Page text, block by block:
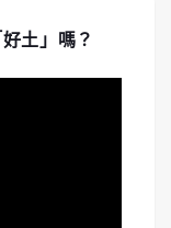
土」嗎？